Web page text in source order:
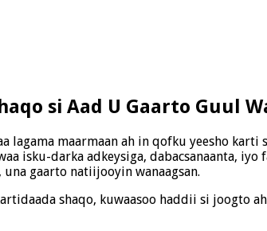
si Aad U Gaarto Guul
lagama maarmaan ah in qofku yeesho
isku-darka adkeysiga, dabacsanaanta, iyo
gaarto natiijooyin wanaagsan.
shaqo, kuwaasoo haddii si joogto